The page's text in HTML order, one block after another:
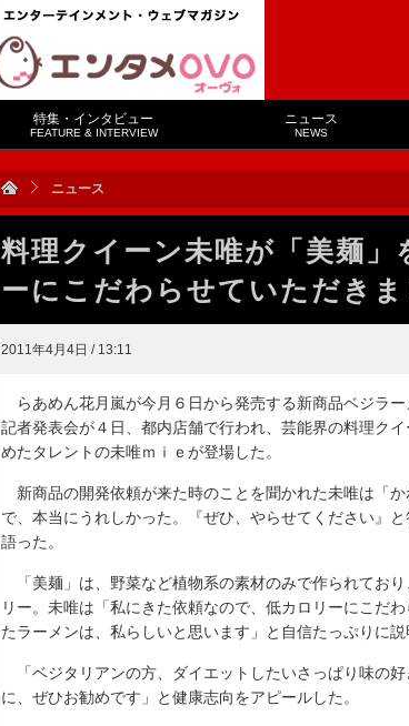
特集・インタビュー
FEATURE & INTERVIEW
ニュース
NEWS
ニュース
料理クイーン未唯が「美麺
ーにこだわらせていただきま
2011年4月4日 / 13:11
らあめん花月嵐が今月６日から発売する新商品ベジラ
記者発表会が４日、都内店舗で行われ、芸能界の料理ク
めたタレントの未唯ｍｉｅが登場した。
新商品の開発依頼が来た時のことを聞かれた未唯は「
で、本当にうれしかった。『ぜひ、やらせてください』
語った。
「美麺」は、野菜など植物系の素材のみで作られてお
リー。未唯は「私にきた依頼なので、低カロリーにこだ
たラーメンは、私らしいと思います」と自信たっぷりに説
「ベジタリアンの方、ダイエットしたいさっぱり味の
に、ぜひお勧めです」と健康志向をアピールした。